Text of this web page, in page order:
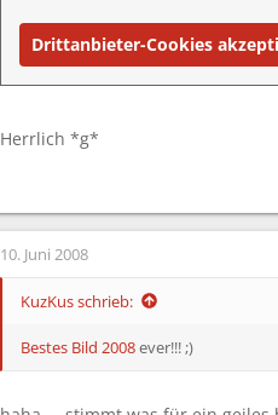
Drittanbieter-Cookies
Herrlich *g*
10. Juni 2008
KuzKus schrieb:
Bestes Bild 2008ever!!! ;)